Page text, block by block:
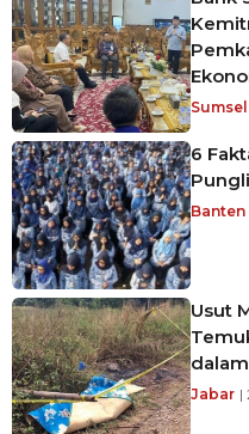
Sumsel
6
Banten
Usut
Jabar |